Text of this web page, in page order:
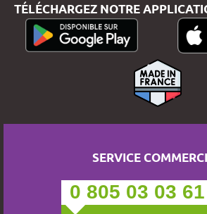
TÉLÉCHARGEZ NOTRE
SERVICE
0 805 03 03 61